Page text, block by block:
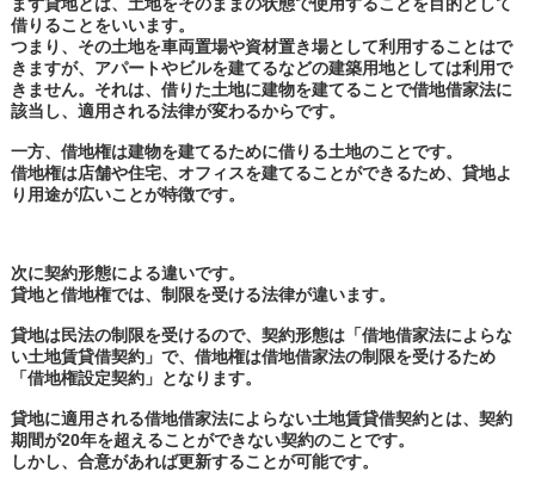
借りることをいいます。
つまり、その土地を車両置場や資材置き場として利用することはで
きますが、アパートやビルを建てるなどの建築用地としては利用で
きません。それは、借りた土地に建物を建てることで借地借家法に
該当し、適用される法律が変わるからです。
一方、借地権は建物を建てるために借りる土地のことです。
借地権は店舗や住宅、オフィスを建てることができるため、貸地よ
り用途が広いことが特徴です。
次に契約形態による違いです。
貸地と借地権では、制限を受ける法律が違います。
貸地は民法の制限を受けるので、契約形態は「借地借家法によらな
い土地賃貸借契約」で、借地権は借地借家法の制限を受けるため
「借地権設定契約」となります。
貸地に適用される借地借家法によらない土地賃貸借契約とは、契約
期間が20年を超えることができない契約のことです。
しかし、合意があれば更新することが可能です。